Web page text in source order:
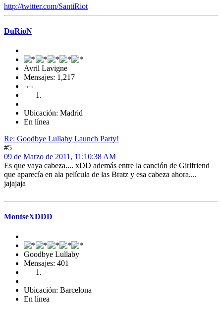
http://twitter.com/SantiRiot
DuRioN
Avril Lavigne
Mensajes: 1,217
¬¬
Ubicación: Madrid
En línea
Re: Goodbye Lullaby Launch Party!
#5
09 de Marzo de 2011, 11:10:38 AM
Es que vaya cabeza.... xDD además entre la canción de Girlfriend
que aparecía en ala película de las Bratz y esa cabeza ahora....
jajajaja
MontseXDDD
Goodbye Lullaby
Mensajes: 401
Ubicación: Barcelona
En línea